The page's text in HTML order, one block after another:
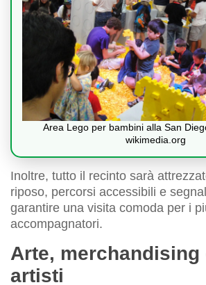
Area Lego per bambini alla San
wikimedia.org
Inoltre, tutto il recinto sarà
riposo, percorsi accessibili e
garantire una visita comoda per i
accompagnatori.
Arte, merchandising
artisti